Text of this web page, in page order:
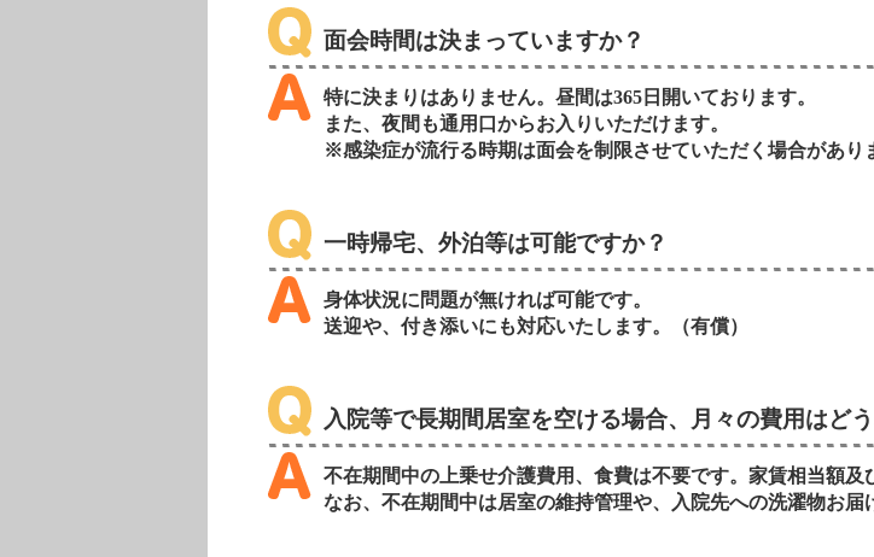
面会時間は決まっていますか？
特に決まりはありません。昼間は365日開いております。
また、夜間も通用口からお入りいただけます。
※感染症が流行る時期は面会を制限させていただく場合があり
一時帰宅、外泊等は可能ですか？
身体状況に問題が無ければ可能です。
送迎や、付き添いにも対応いたします。（有償）
入院等で長期間居室を空ける場合、月々の費用はど
不在期間中の上乗せ介護費用、食費は不要です。家賃相当額及
なお、不在期間中は居室の維持管理や、入院先への洗濯物お届